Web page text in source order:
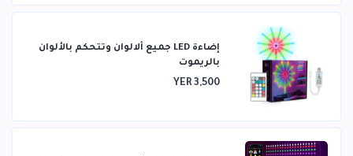
إضاءة LED جميع ألالوان وتتحكم بالألوان
بالريموت
YER 3,500